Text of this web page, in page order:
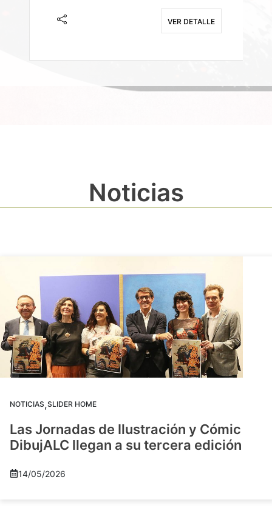
VER DETALLE
Noticias
NOTICIAS,SLIDER HOME
Las Jornadas de Ilustración y Cómic
DibujALC llegan a su tercera edición
14/05/2026